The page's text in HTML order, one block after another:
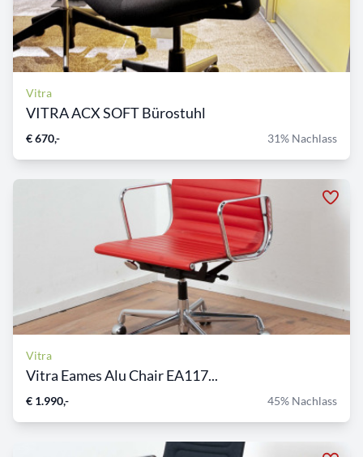
Vitra
VITRA ACX SOFT Bürostuhl
€ 670,- 31% Nachlass
Vitra
Vitra Eames Alu Chair EA117...
€ 1.990,- 45% Nachlass